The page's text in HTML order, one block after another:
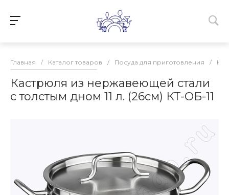
Главная / Каталог товаров / Посуда для приготовления /
Кастрюля из нержавеющей стали
с толстым дном 11 л. (26см) КТ-ОБ-11